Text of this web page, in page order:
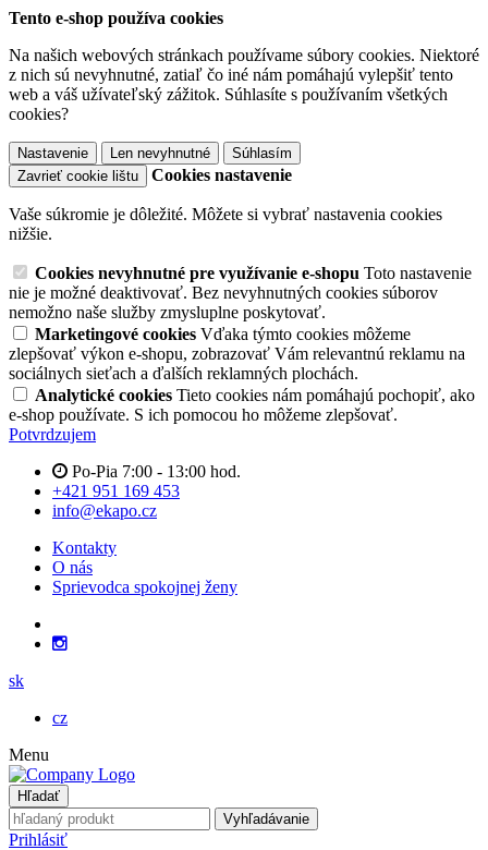
Tento e-shop používa cookies
Na našich webových stránkach používame súbory cookies. Niektoré
z nich sú nevyhnutné, zatiaľ čo iné nám pomáhajú vylepšiť tento
web a váš užívateľský zážitok. Súhlasíte s používaním všetkých
cookies?
Nastavenie Len nevyhnutné
Súhlasím
Zavrieť cookie lištu
Cookies nastavenie
Vaše súkromie je dôležité. Môžete si vybrať nastavenia cookies
nižšie.
Cookies nevyhnutné pre využívanie e-shopu Toto nastavenie
nie je možné deaktivovať. Bez nevyhnutných cookies súborov
nemožno naše služby zmysluplne poskytovať.
Marketingové cookies Vďaka týmto cookies môžeme
zlepšovať výkon e-shopu, zobrazovať Vám relevantnú reklamu na
sociálnych sieťach a ďalších reklamných plochách.
Analytické cookies Tieto cookies nám pomáhajú pochopiť, ako
e-shop používate. S ich pomocou ho môžeme zlepšovať.
Potvrdzujem
Po-Pia 7:00 - 13:00 hod.
+421 951 169 453
info@ekapo.cz
Kontakty
O nás
Sprievodca spokojnej ženy
sk
cz
Menu
Hľadať
Vyhľadávanie
Prihlásiť